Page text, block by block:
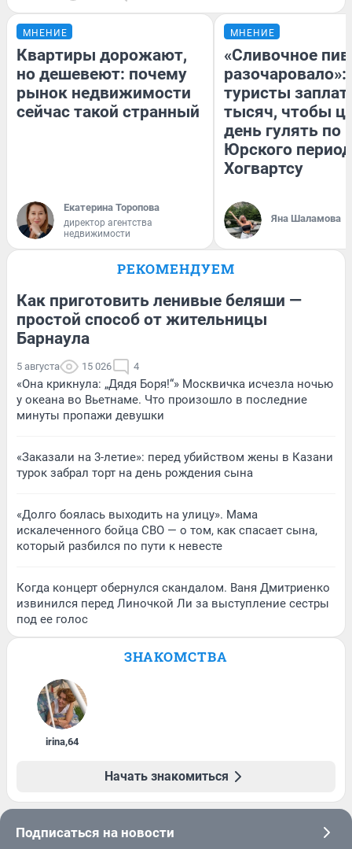
МНЕНИЕ
Квартиры дорожают,
но дешевеют: почему
рынок недвижимости
сейчас такой странный
Екатерина Торопова
директор агентства
недвижимости
МНЕНИЕ
«Сливочное
разочаровало»:
туристы
тысяч, чтобы
день гулять по
Юрского
Хогвартсу
Яна Шаламова
РЕКОМЕНДУЕМ
Как приготовить ленивые беляши —
простой способ от жительницы
Барнаула
5 августа 15 026 4
«Она крикнула: „Дядя Боря!“» Москвичка исчезла ночью
у океана во Вьетнаме. Что произошло в последние
минуты пропажи девушки
«Заказали на 3-летие»: перед убийством жены в Казани
турок забрал торт на день рождения сына
«Долго боялась выходить на улицу». Мама
искалеченного бойца СВО — о том, как спасает сына,
который разбился по пути к невесте
Когда концерт обернулся скандалом. Ваня Дмитриенко
извинился перед Линочкой Ли за выступление сестры
под ее голос
ЗНАКОМСТВА
irina,64
Начать знакомиться
Подписаться на новости